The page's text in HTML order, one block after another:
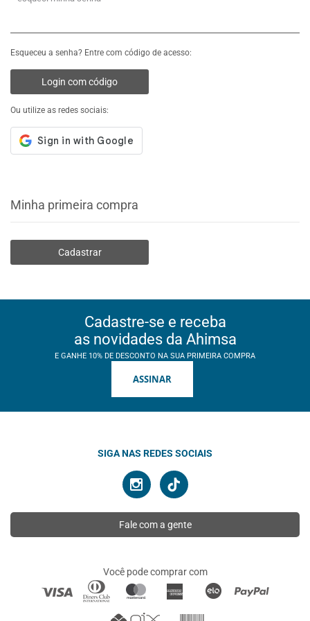
Esqueceu a senha? Entre com código de acesso:
Login com código
Ou utilize as redes sociais:
Minha primeira compra
Cadastrar
Cadastre-se e receba
as novidades da Ahimsa
E GANHE 10% DE DESCONTO NA SUA PRIMEIRA COMPRA
ASSINAR
SIGA NAS REDES SOCIAIS
Fale com a gente
Você pode comprar com